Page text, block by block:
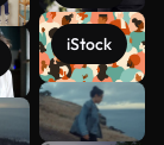
iStock
Meer
bekijken